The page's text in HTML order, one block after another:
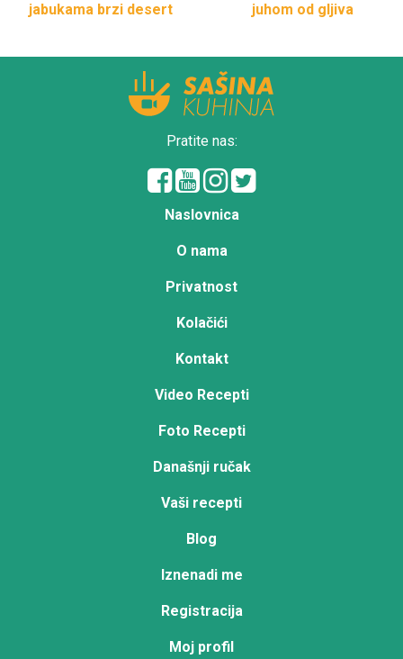
jabukama brzi desert
juhom od gljiva
Pratite nas:
Naslovnica
O nama
Privatnost
Kolačići
Kontakt
Video Recepti
Foto Recepti
Današnji ručak
Vaši recepti
Blog
Iznenadi me
Registracija
Moj profil